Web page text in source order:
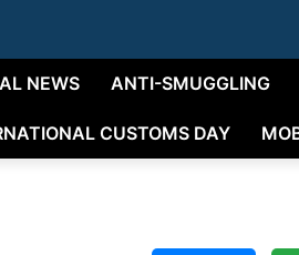
NEWS ANTI-SMUGGLING
CUSTOMS DAY